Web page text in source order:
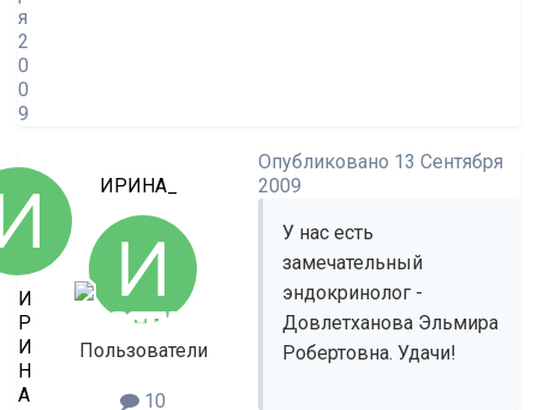
я
2
0
0
9
И
Р
И
Н
А
ИРИНА_
Пользователи
10
Опубликовано 13 Сентября
2009
У нас есть
замечательный
эндокринолог -
Довлетханова Эльмира
Робертовна. Удачи!